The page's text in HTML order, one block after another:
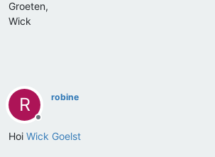
Groeten,
Wick
R
Offline
robine
Hoi Wick Goelst